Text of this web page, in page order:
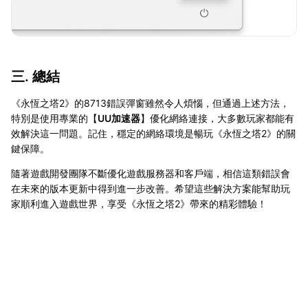
三. 總結
《永恆之塔2》的8713錯誤彈窗雖然令人煩惱，但通過上述方法，
特別是使用專業的【UU加速器】優化網絡連接，大多數玩家都能有
效解決這一問題。記住，穩定的網絡環境是暢玩《永恆之塔2》的關
鍵保障。
隨著遊戲開發團隊不斷優化遊戲服務器和客戶端，相信這類錯誤會
在未來的版本更新中得到進一步改善。希望這些解決方案能幫助玩
家順利進入遊戲世界，享受《永恆之塔2》帶來的精彩體驗！